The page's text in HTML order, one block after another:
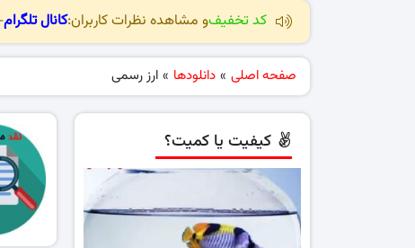
کد تخفیفو مشاهده نظرات کاربران:کانال تلگرام
صفحه اصلی » دانلودها » ارز رسمی
کیفیت یا کمیت؟